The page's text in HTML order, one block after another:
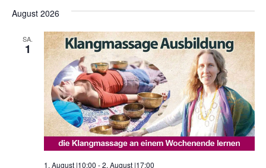
August 2026
SA.
1
1. August |10:00 -2. August |17:00